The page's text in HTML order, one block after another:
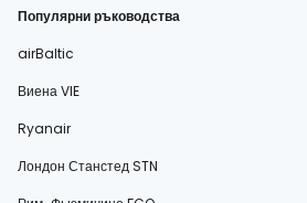
Популярни ръководства
airBaltic
Виена VIE
Ryanair
Лондон Станстед STN